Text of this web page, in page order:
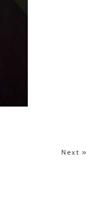
Next »